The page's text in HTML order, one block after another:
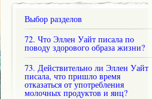
Выбор разделов
72. Что Эллен Уайт писала по
поводу здорового образа жизни?
73. Действительно ли Эллен Уайт
писала, что пришло время
отказаться от употребления
молочных продуктов и яиц?